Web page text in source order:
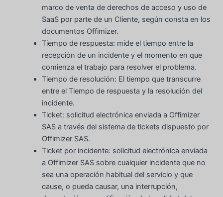
marco de venta de derechos de acceso y uso de
SaaS por parte de un Cliente, según consta en los
documentos Offimizer.
Tiempo de respuesta: mide el tiempo entre la
recepción de un incidente y el momento en que
comienza el trabajo para resolver el problema.
Tiempo de resolución: El tiempo que transcurre
entre el Tiempo de respuesta y la resolución del
incidente.
Ticket: solicitud electrónica enviada a Offimizer
SAS a través del sistema de tickets dispuesto por
Offimizer SAS.
Ticket por incidente: solicitud electrónica enviada
a Offimizer SAS sobre cualquier incidente que no
sea una operación habitual del servicio y que
cause, o pueda causar, una interrupción,